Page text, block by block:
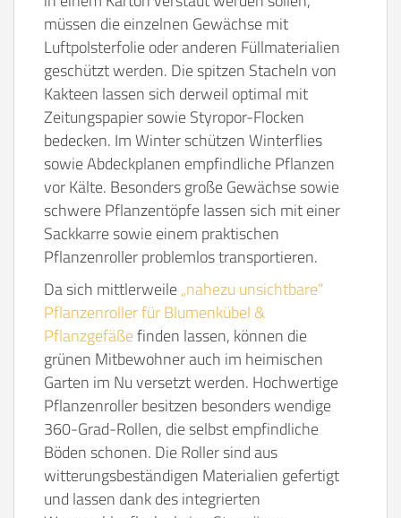
müssen die einzelnen Gewächse mit
Luftpolsterfolie oder anderen Füllmaterialien
geschützt werden. Die spitzen Stacheln von
Kakteen lassen sich derweil optimal mit
Zeitungspapier sowie Styropor-Flocken
bedecken. Im Winter schützen Winterflies
sowie Abdeckplanen empfindliche Pflanzen
vor Kälte. Besonders große Gewächse sowie
schwere Pflanzentöpfe lassen sich mit einer
Sackkarre sowie einem praktischen
Pflanzenroller problemlos transportieren.
Da sich mittlerweile„nahezu unsichtbare“
Pflanzenroller für Blumenkübel &
Pflanzgefäßefinden lassen, können die
grünen Mitbewohner auch im heimischen
Garten im Nu versetzt werden. Hochwertige
Pflanzenroller besitzen besonders wendige
360-Grad-Rollen, die selbst empfindliche
Böden schonen. Die Roller sind aus
witterungsbeständigen Materialien gefertigt
und lassen dank des integrierten